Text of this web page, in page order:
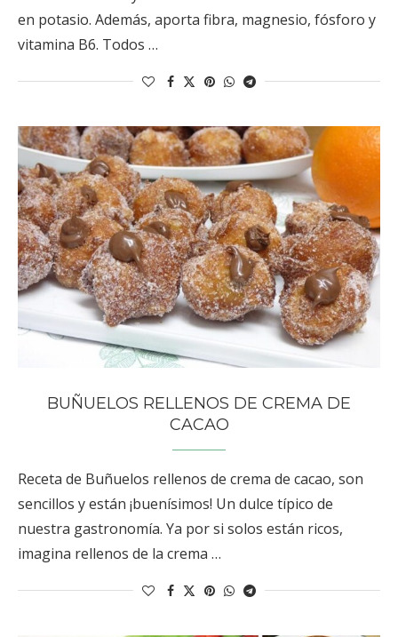
en potasio. Además, aporta fibra, magnesio, fósforo y
vitamina B6. Todos …
BUÑUELOS RELLENOS DE CREMA DE
CACAO
Receta de Buñuelos rellenos de crema de cacao, son
sencillos y están ¡buenísimos! Un dulce típico de
nuestra gastronomía. Ya por si solos están ricos,
imagina rellenos de la crema …